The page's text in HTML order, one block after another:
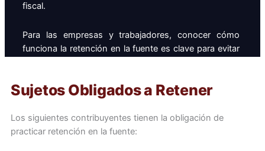
fiscal.
Para las empresas y trabajadores, conocer cómo
funciona la retención en la fuente es clave para evitar
Sujetos Obligados a Retener
Los siguientes contribuyentes tienen la obligación de
practicar retención en la fuente: